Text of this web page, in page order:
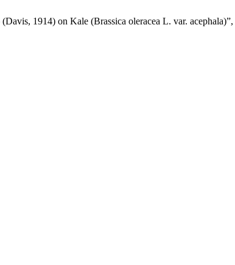
1914) on Kale (Brassica oleracea L. var. acephala)”,